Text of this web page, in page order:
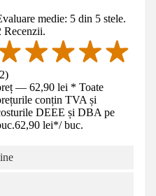
medie: 5 din 5 stele.
Recenzii.
2)
— 62,90 lei * Toate
conțin TVA și
DEEE și DBA pe
62,90 lei*/ buc.